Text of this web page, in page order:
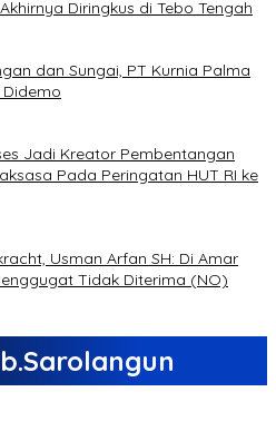
Diringkus di Tebo Tengah
dan Sungai, PT Kurnia Palma
Jadi Kreator Pembentangan
Pada Peringatan HUT RI ke
Usman Arfan SH: Di Amar
Tidak Diterima (NO)